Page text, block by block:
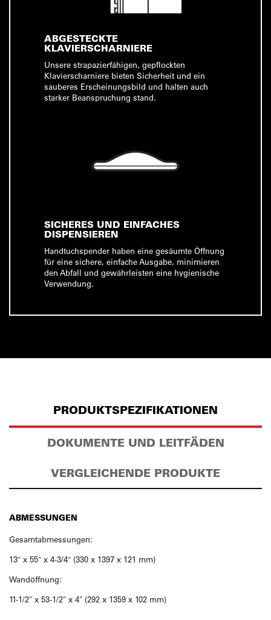
ABGESTECKTE
KLAVIERSCHARNIERE
Unsere strapazierfähigen, gepflockten
Klavierscharniere bieten Sicherheit und ein
sauberes Erscheinungsbild und halten auch
starker Beanspruchung stand.
SICHERES UND EINFACHES
DISPENSIEREN
Handtuchspender haben eine gesäumte Öffnung
für eine sichere, einfache Ausgabe, minimieren
den Abfall und gewährleisten eine hygienische
Verwendung.
PRODUKTSPEZIFIKATIONEN
DOKUMENTE UND LEITFÄDEN
VERGLEICHENDE PRODUKTE
ABMESSUNGEN
Gesamtabmessungen:
13″ x 55″ x 4-3/4″ (330 x 1397 x 121 mm)
Wandöffnung:
11-1/2" x 53-1/2" x 4" (292 x 1359 x 102 mm)